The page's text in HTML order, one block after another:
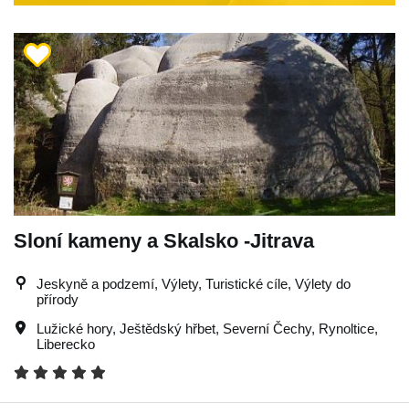
Sloní kameny a Skalsko -Jitrava
Jeskyně a podzemí, Výlety, Turistické cíle, Výlety do
přírody
Lužické hory, Ještědský hřbet, Severní Čechy, Rynoltice,
Liberecko